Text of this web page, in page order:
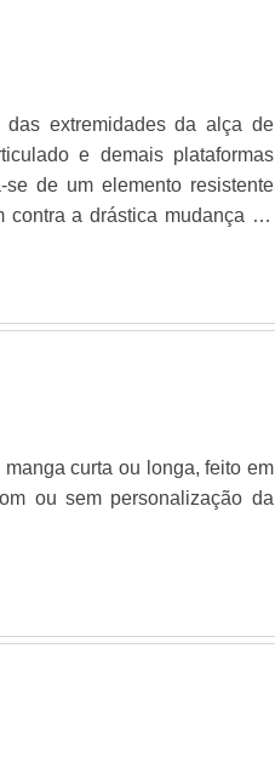
extremidades da alça de
e demais plataformas
de um elemento resistente
contra a drástica mudança de
e sobretudo tecnologia,
curta ou longa, feito em
ou sem personalização da